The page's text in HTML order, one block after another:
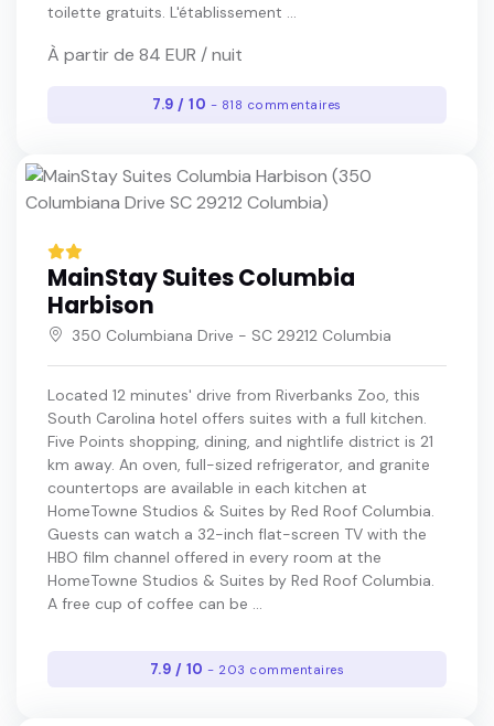
toilette gratuits. L'établissement ...
À partir de 84 EUR / nuit
7.9 / 10 - 818 commentaires
MainStay Suites Columbia
Harbison
350 Columbiana Drive - SC 29212 Columbia
Located 12 minutes' drive from Riverbanks Zoo, this
South Carolina hotel offers suites with a full kitchen.
Five Points shopping, dining, and nightlife district is 21
km away. An oven, full-sized refrigerator, and granite
countertops are available in each kitchen at
HomeTowne Studios & Suites by Red Roof Columbia.
Guests can watch a 32-inch flat-screen TV with the
HBO film channel offered in every room at the
HomeTowne Studios & Suites by Red Roof Columbia.
A free cup of coffee can be ...
7.9 / 10- 203 commentaires